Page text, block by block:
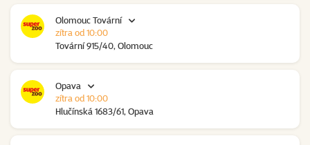
Olomouc Tovární
Tovární 915/40, Olomouc
zítra od 10:00
Opava
Hlučínská 1683/61, Opava
zítra od 10:00